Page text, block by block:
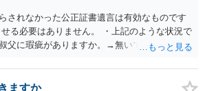
されなかった公正証書遺言は有効なものです
る必要はありません。 ・上記のような状況で
父に瑕疵がありますか。→無いです。 ・分割
決められますので、どこが妥当とは言えない
りません。 ・できれば穏やかに、分割を拒否
ますか